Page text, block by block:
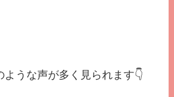
ような声が多く見られます👇